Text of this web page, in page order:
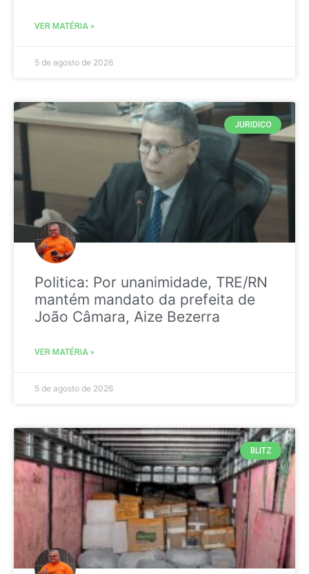
VER MATÉRIA »
5 de agosto de 2026
JURIDICO
Politica: Por unanimidade, TRE/RN
mantém mandato da prefeita de
João Câmara, Aize Bezerra
VER MATÉRIA »
5 de agosto de 2026
BLITZ